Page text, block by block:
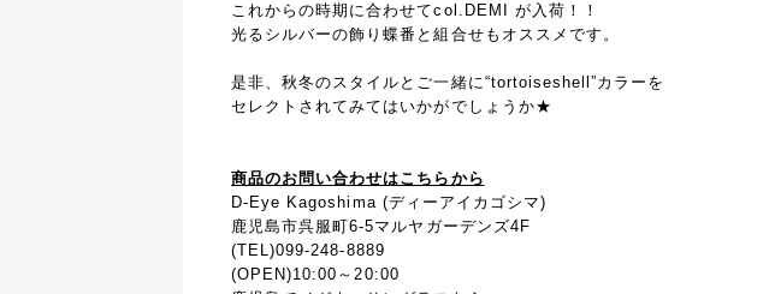
これからの時期に合わせてcol.DEMI が入荷！！
光るシルバーの飾り蝶番と組合せもオススメです。
是非、秋冬のスタイルとご一緒に“tortoiseshell”カラーを
セレクトされてみてはいかがでしょうか★
商品のお問い合わせはこちらから
D-Eye Kagoshima (ディーアイカゴシマ)
鹿児島市呉服町6-5マルヤガーデンズ4F
(TEL)099-248-8889
(OPEN)10:00～20:00